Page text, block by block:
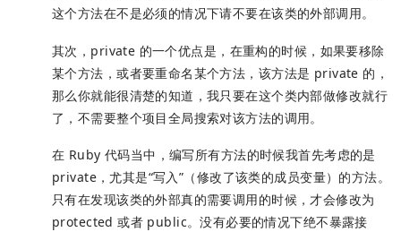
这个方法在不是必须的情况下请不要在该类的外部调用。
其次，private 的一个优点是，在重构的时候，如果要移除
某个方法，或者要重命名某个方法，该方法是 private 的，
那么你就能很清楚的知道，我只要在这个类内部做修改就行
了，不需要整个项目全局搜索对该方法的调用。
在 Ruby 代码当中，编写所有方法的时候我首先考虑的是
private，尤其是“写入”（修改了该类的成员变量）的方法。
只有在发现该类的外部真的需要调用的时候，才会修改为
protected 或者 public。没有必要的情况下绝不暴露接